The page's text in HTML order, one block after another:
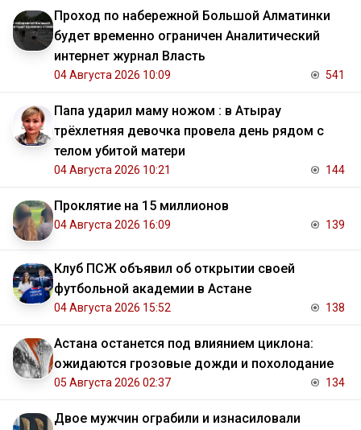
Проход по набережной Большой Алматинки
будет временно ограничен Аналитический
интернет журнал Власть
04 Августа 2026 10:09 541
Папа ударил маму ножом : в Атырау
трёхлетняя девочка провела день рядом с
телом убитой матери
04 Августа 2026 10:21 144
Проклятие на 15 миллионов
04 Августа 2026 16:09 139
Клуб ПСЖ объявил об открытии своей
футбольной академии в Астане
04 Августа 2026 15:52 138
Астана останется под влиянием циклона:
ожидаются грозовые дожди и похолодание
05 Августа 2026 02:37 134
Двое мужчин ограбили и изнасиловали